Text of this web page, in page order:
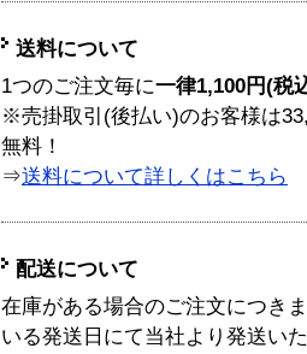
送料について
1つのご注文毎に一律1,100円(税
※売掛取引(後払い)のお客様は
無料！
⇒送料について詳しくはこちら
配送について
在庫がある場合のご注文につき
いる発送日にて当社より発送い